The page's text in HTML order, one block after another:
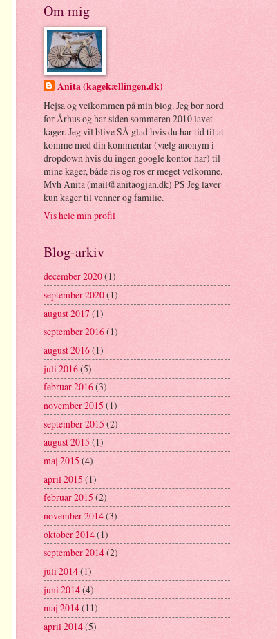
Om mig
Anita (kagekællingen.dk)
Hejsa og velkommen på min blog. Jeg bor nord
for Århus og har siden sommeren 2010 lavet
kager. Jeg vil blive SÅ glad hvis du har tid til at
komme med din kommentar (vælg anonym i
dropdown hvis du ingen google kontor har) til
mine kager, både ris og ros er meget velkomne.
Mvh Anita (mail@anitaogjan.dk) PS Jeg laver
kun kager til venner og familie.
Vis hele min profil
Blog-arkiv
december 2020(1)
september 2020(1)
august 2017(1)
september 2016(1)
august 2016(1)
juli 2016(5)
februar 2016(3)
november 2015 (1)
september 2015 (2)
august 2015 (1)
maj 2015 (4)
april 2015 (1)
februar 2015 (2)
november 2014(3)
oktober 2014(1)
september 2014(2)
juli 2014(1)
juni 2014(4)
maj 2014(11)
april 2014(5)